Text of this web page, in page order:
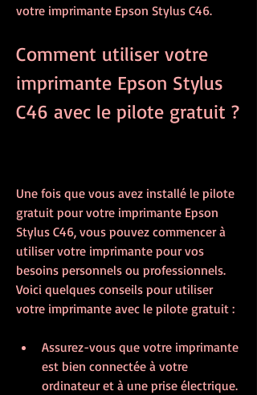
votre imprimante Epson Stylus C46.
Comment utiliser votre
imprimante Epson Stylus
C46 avec le pilote gratuit ?
Une fois que vous avez installé le pilote
gratuit pour votre imprimante Epson
Stylus C46, vous pouvez commencer à
utiliser votre imprimante pour vos
besoins personnels ou professionnels.
Voici quelques conseils pour utiliser
votre imprimante avec le pilote gratuit :
Assurez-vous que votre imprimante
est bien connectée à votre
ordinateur et à une prise électrique.